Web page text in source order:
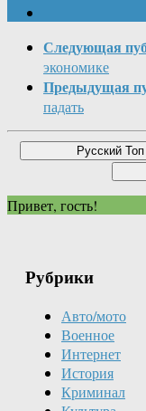
Следующая
экономике
Предыдущая
падать
Привет, гость!
Рубрики
Авто/мото
Военное
Интернет
История
Криминал